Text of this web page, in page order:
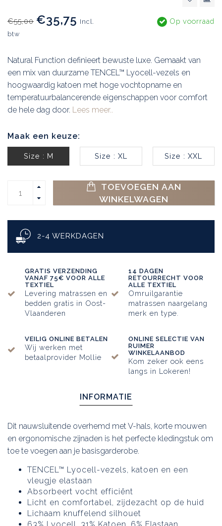
€55,00 €35,75 Incl.
btw
Op voorraad
Natural Function definieert bewuste luxe. Gemaakt van
een mix van duurzame TENCEL™ Lyocell-vezels en
hoogwaardig katoen met hoge vochtopname en
temperatuurbalancerende eigenschappen voor comfort
de hele dag door. Lees meer..
Maak een keuze:
Size : M Size : XL Size : XXL
TOEVOEGEN AAN
WINKELWAGEN
2-4 WERKDAGEN
GRATIS VERZENDING
VANAF 75€ VOOR ALLE
TEXTIEL
Levering matrassen en
bedden gratis in Oost-
Vlaanderen
14 DAGEN
RETOURRECHT VOOR
ALLE TEXTIEL
Omruilgarantie
matrassen naargelang
merk en type.
VEILIG ONLINE BETALEN
Wij werken met
betaalprovider Mollie
ONLINE SELECTIE VAN
RUIMER
WINKELAANBOD
Kom zeker ook eens
langs in Lokeren!
INFORMATIE
Dit nauwsluitende overhemd met V-hals, korte mouwen
en ergonomische zijnaden is het perfecte kledingstuk om
toe te voegen aan je basisgarderobe.
TENCEL™ Lyocell-vezels, katoen en een
vleugje elastaan
Absorbeert vocht efficiënt
Licht en comfortabel, zijdezacht op de huid
Lichaam knuffelend silhouet